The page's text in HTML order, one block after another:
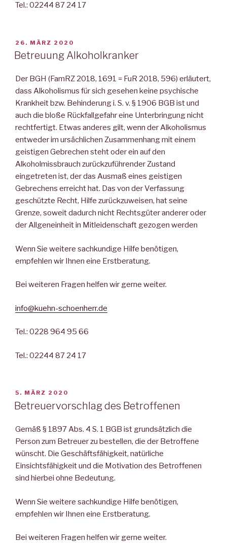
Tel.: 02244 87 24 17
VERÖFFENTLICHT
AM
26. MÄRZ 2020
Betreuung Alkoholkranker
Der BGH (FamRZ 2018, 1691 = FuR 2018, 596) erläutert,
dass Alkoholismus für sich gesehen keine psychische
Krankheit bzw. Behinderung i. S. v. § 1906 BGB ist und
auch die bloße Rückfallgefahr eine Unterbringung nicht
rechtfertigt. Etwas anderes gilt, wenn der Alkoholismus
entweder im ursächlichen Zusammenhang mit einem
geistigen Gebrechen steht oder ein auf den
Alkoholmissbrauch zurückzuführender Zustand
eingetreten ist, der das Ausmaß eines geistigen
Gebrechens erreicht hat. Das von der Verfassung
geschützte Recht, Hilfe zurückzuweisen, hat seine
Grenze, soweit dadurch nicht Rechtsgüter anderer oder
der Allgeneinheit in Mitleidenschaft gezogen werden
Wenn Sie weitere sachkundige Hilfe benötigen,
empfehlen wir Ihnen eine Erstberatung.
Bei weiteren Fragen helfen wir gerne weiter.
info@kuehn-schoenherr.de
Tel.: 0228 964 95 66
Tel.: 02244 87 24 17
VERÖFFENTLICHT
AM
5. MÄRZ 2020
Betreuervorschlag des Betroffenen
Gemäß § 1897 Abs. 4 S. 1 BGB ist grundsätzlich die
Person zum Betreuer zu bestellen, die der Betroffene
wünscht. Die Geschäftsfähigkeit, natürliche
Einsichtsfähigkeit und die Motivation des Betroffenen
sind hierbei ohne Bedeutung.
Wenn Sie weitere sachkundige Hilfe benötigen,
empfehlen wir Ihnen eine Erstberatung.
Bei weiteren Fragen helfen wir gerne weiter.